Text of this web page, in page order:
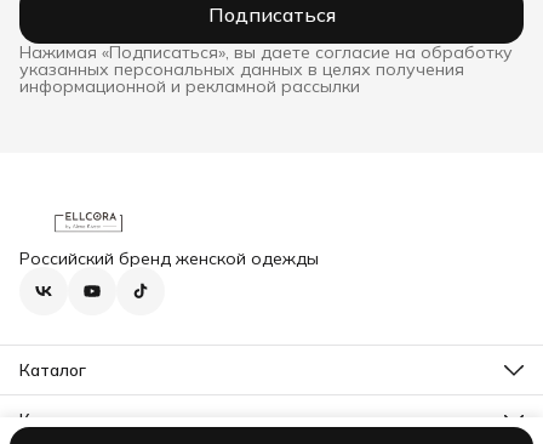
Подписаться
Нажимая «Подписаться», вы даете согласие на обработку
указанных персональных данных в целях получения
информационной и рекламной рассылки
Российский бренд женской одежды
Каталог
Новинки
Бестселлеры
Акции
Контакты